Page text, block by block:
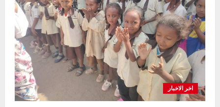
Human
Apple
البريطانية
اخر الاخبار